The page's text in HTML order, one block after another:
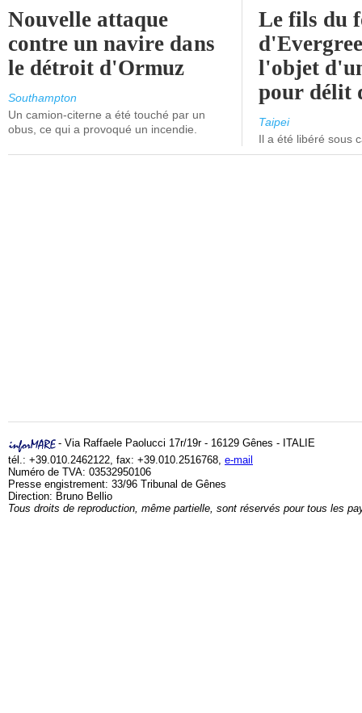
Nouvelle attaque
contre un navire dans
le détroit d'Ormuz
Southampton
Un camion-citerne a été touché par un
obus, ce qui a provoqué un incendie.
Le fils du
l'objet
pour délit
Taipei
Il a été libéré sous
- Via Raffaele Paolucci 17r/19r - 16129 Gênes - ITALIE
tél.: +39.010.2462122, fax: +39.010.2516768, e-mail
Numéro de TVA: 03532950106
Presse engistrement: 33/96 Tribunal de Gênes
Direction: Bruno Bellio
Tous droits de reproduction, même partielle, sont réservés pour tous les